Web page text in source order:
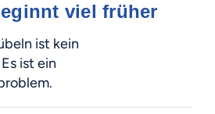
viel früher
ist kein
ist ein